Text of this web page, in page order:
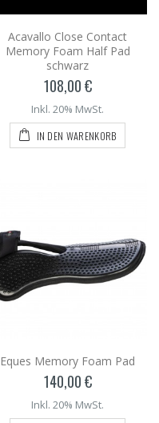
Acavallo Close Contact
Memory Foam Half Pad
schwarz
108,00 €
Inkl. 20% MwSt.
IN DEN WARENKORB
Eques Memory Foam Pad
140,00 €
Inkl. 20% MwSt.